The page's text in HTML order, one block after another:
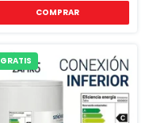
GRATIS